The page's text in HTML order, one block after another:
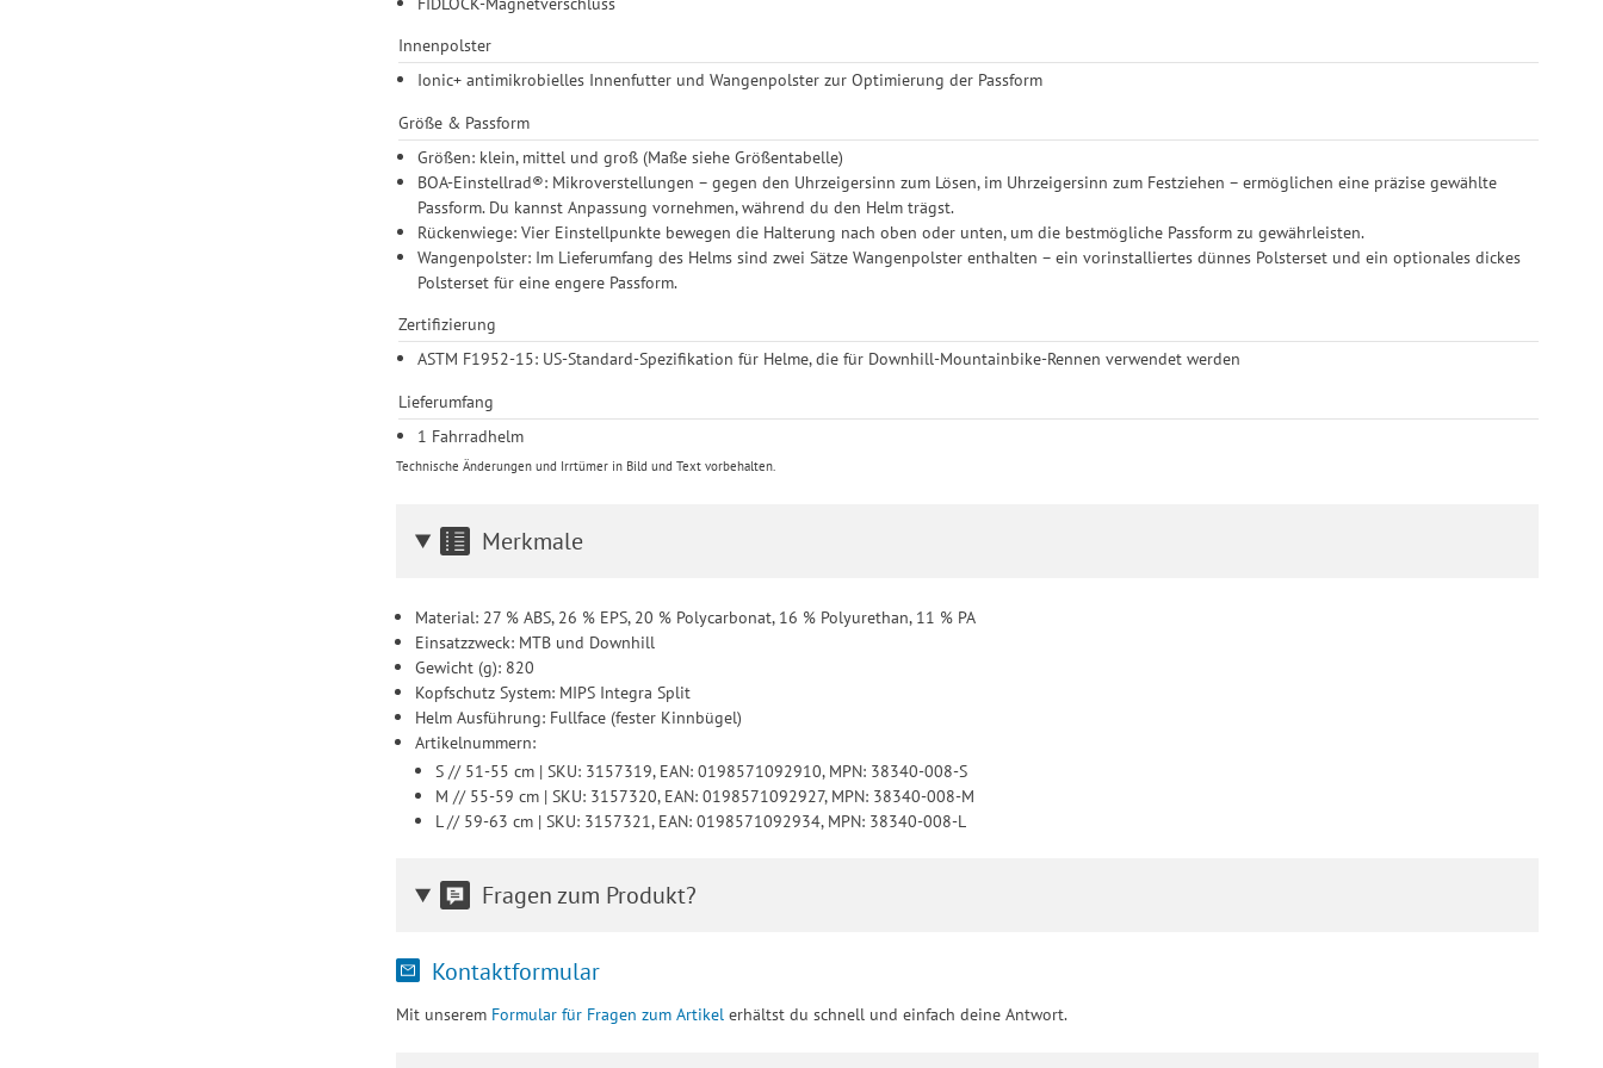
Innenpolster
Ionic+ antimikrobielles Innenfutter und Wangenpolster zur Optimierung der Passform
Größe & Passform
Größen: klein, mittel und groß (Maße siehe Größentabelle)
BOA-Einstellrad®: Mikroverstellungen – gegen den Uhrzeigersinn zum Lösen, im Uhrzeigersinn zum Festziehen – ermöglichen eine präzise gewählte
Passform. Du kannst Anpassung vornehmen, während du den Helm trägst.
Rückenwiege: Vier Einstellpunkte bewegen die Halterung nach oben oder unten, um die bestmögliche Passform zu gewährleisten.
Wangenpolster: Im Lieferumfang des Helms sind zwei Sätze Wangenpolster enthalten – ein vorinstalliertes dünnes Polsterset und ein optionales dickes
Polsterset für eine engere Passform.
Zertifizierung
ASTM F1952-15: US-Standard-Spezifikation für Helme, die für Downhill-Mountainbike-Rennen verwendet werden
Lieferumfang
1 Fahrradhelm
Technische Änderungen und Irrtümer in Bild und Text vorbehalten.
Merkmale
Material: 27 % ABS, 26 % EPS, 20 % Polycarbonat, 16 % Polyurethan, 11 % PA
Einsatzzweck: MTB und Downhill
Gewicht (g): 820
Kopfschutz System: MIPS Integra Split
Helm Ausführung: Fullface (fester Kinnbügel)
Artikelnummern:
S // 51-55 cm | SKU: 3157319, EAN: 0198571092910, MPN: 38340-008-S
M // 55-59 cm | SKU: 3157320, EAN: 0198571092927, MPN: 38340-008-M
L // 59-63 cm | SKU: 3157321, EAN: 0198571092934, MPN: 38340-008-L
Fragen zum Produkt?
Kontaktformular
Mit unserem Formular für Fragen zum Artikelerhältst du schnell und einfach deine Antwort.